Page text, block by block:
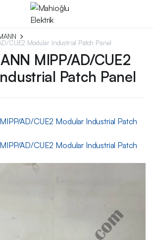
CUE2 Modular Industrial Patch Panel
MIPP/AD/CUE2
Patch Panel